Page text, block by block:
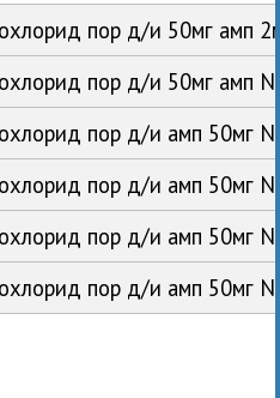
пор д/и 50мг амп
пор д/и 50мг амп
пор д/и амп 50мг
пор д/и амп
пор д/и амп 50мг
пор д/и амп 50мг